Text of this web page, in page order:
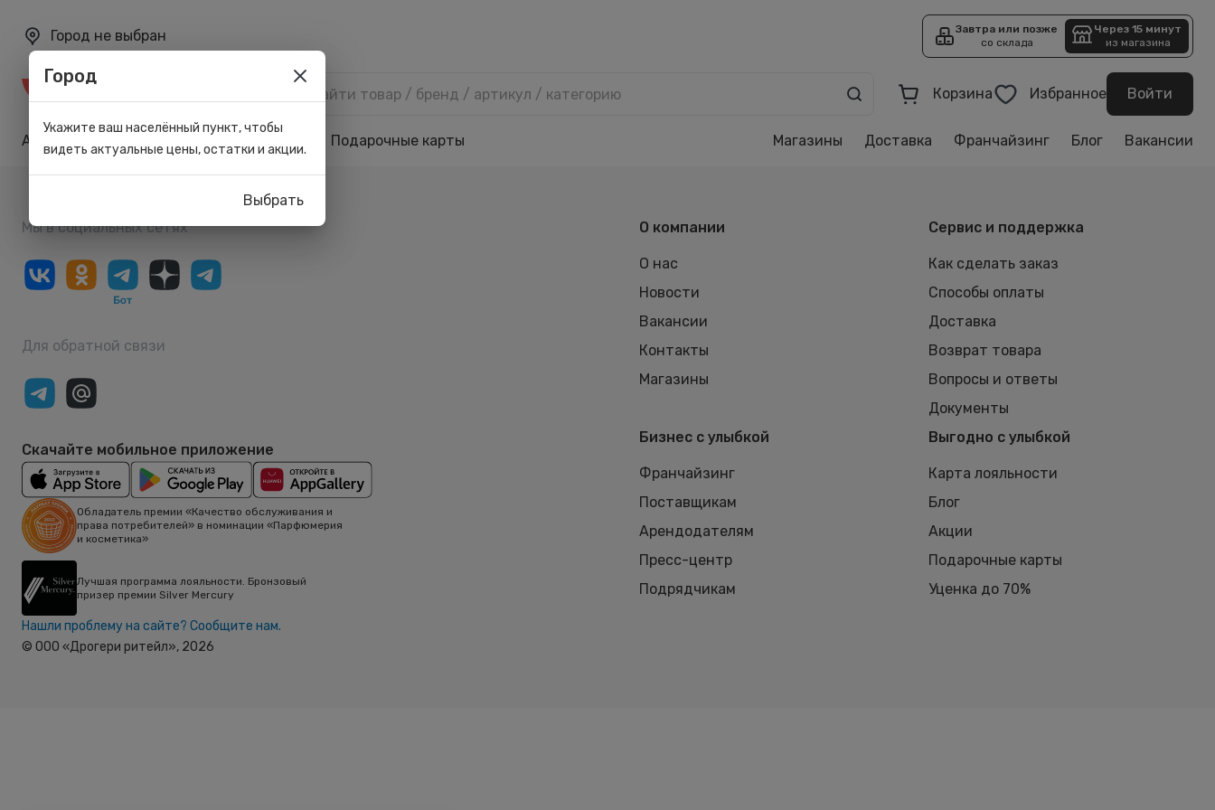
Город не выбран
Завтра или позже
со склада
Через 15 минут
из магазина
Корзина Избранное Войти
Акции Карта лояльности Подарочные карты Магазины Доставка Франчайзинг Блог Вакансии
Мы в социальных сетях
Для обратной связи
Скачайте мобильное приложение
Обладатель премии «Качество обслуживания и
права потребителей» в номинации «Парфюмерия
и косметика»
Лучшая программа лояльности. Бронзовый
призер премии Silver Mercury
Нашли проблему на сайте? Сообщите нам.
© ООО «Дрогери ритейл», 2026
О компании
О нас
Новости
Вакансии
Контакты
Магазины
Сервис и поддержка
Как сделать заказ
Способы оплаты
Доставка
Возврат товара
Вопросы и ответы
Документы
Бизнес с улыбкой
Франчайзинг
Поставщикам
Арендодателям
Пресс-центр
Подрядчикам
Выгодно с улыбкой
Карта лояльности
Блог
Акции
Подарочные карты
Уценка до 70%
Город
Укажите ваш населённый пункт, чтобы
видеть актуальные цены, остатки и акции.
Выбрать